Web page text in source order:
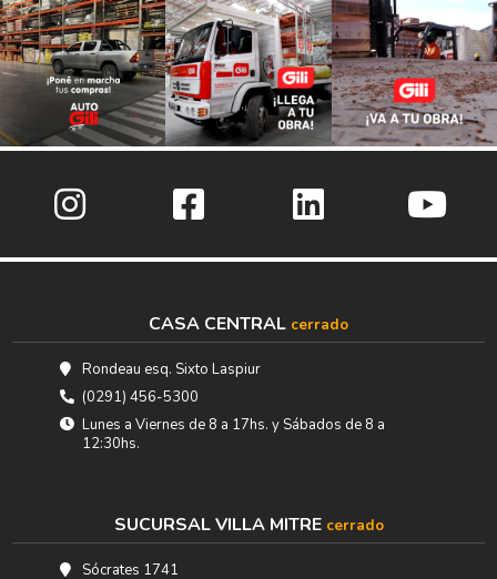
CASA CENTRAL cerrado
Rondeau esq. Sixto Laspiur
(0291) 456-5300
Lunes a Viernes de 8 a 17hs. y Sábados de 8 a
12:30hs.
SUCURSAL VILLA MITRE cerrado
Sócrates 1741